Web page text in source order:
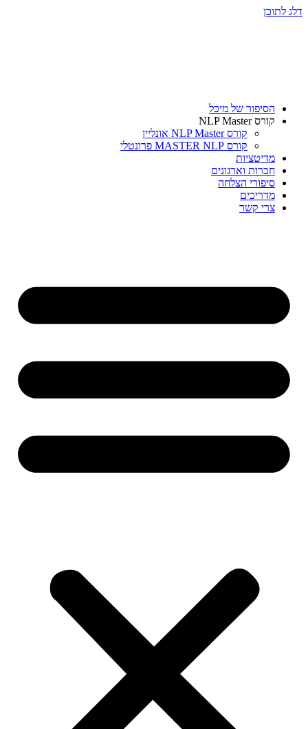
דלג לתוכן
הסיפור של מיכל
קורס NLP Master
קורס NLP Master אונליין
קורס MASTER NLP פרונטלי
מדיטציות
חברות וארגונים
סיפורי הצלחה
מדריכים
צרי קשר